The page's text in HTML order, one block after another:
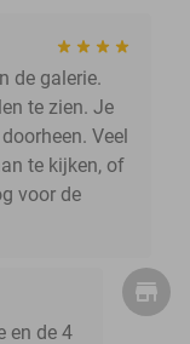
de galerie.
te zien. Je
Veel
te kijken, of
voor de
en de 4